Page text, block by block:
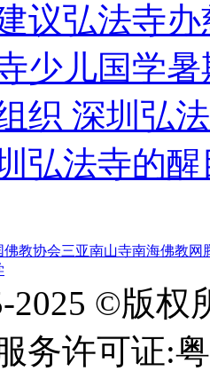
议弘法寺
少儿国学
织 深圳弘
弘法寺的醒
佛教协会三亚南山寺南海佛教网
2025 ©版权
务许可证: